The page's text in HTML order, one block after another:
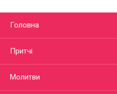
Головна
Притчі
Молитви